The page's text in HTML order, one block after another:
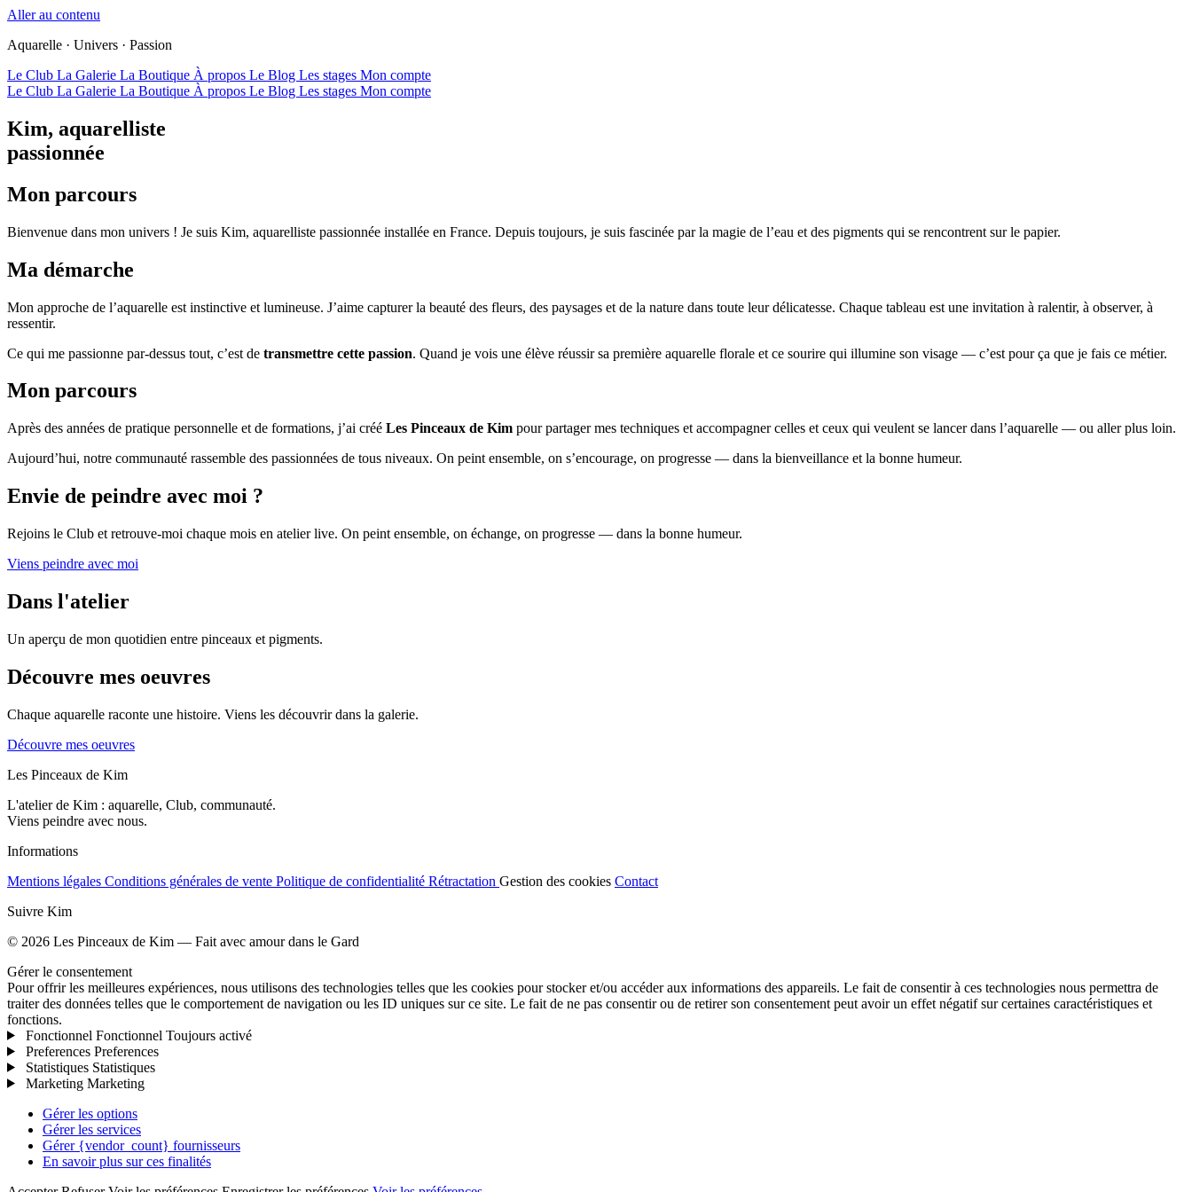
Aller au contenu
Aquarelle · Univers · Passion
Le Club La Galerie La Boutique À propos Le Blog Les stages Mon compte
Le Club La Galerie La Boutique À propos Le Blog Les stages Mon compte
Kim, aquarelliste
passionnée
Mon parcours
Bienvenue dans mon univers ! Je suis Kim, aquarelliste passionnée installée en France. Depuis toujours, je suis fascinée par la magie de l’eau et des pigments qui se rencontrent sur le papier.
Ma démarche
Mon approche de l’aquarelle est instinctive et lumineuse. J’aime capturer la beauté des fleurs, des paysages et de la nature dans toute leur délicatesse. Chaque tableau est une invitation à ralentir, à observer, à
ressentir.
Ce qui me passionne par-dessus tout, c’est de transmettre cette passion. Quand je vois une élève réussir sa première aquarelle florale et ce sourire qui illumine son visage — c’est pour ça que je fais ce métier.
Mon parcours
Après des années de pratique personnelle et de formations, j’ai créé Les Pinceaux de Kim pour partager mes techniques et accompagner celles et ceux qui veulent se lancer dans l’aquarelle — ou aller plus loin.
Aujourd’hui, notre communauté rassemble des passionnées de tous niveaux. On peint ensemble, on s’encourage, on progresse — dans la bienveillance et la bonne humeur.
Envie de peindre avec moi ?
Rejoins le Club et retrouve-moi chaque mois en atelier live. On peint ensemble, on échange, on progresse — dans la bonne humeur.
Viens peindre avec moi
Dans l'atelier
Un aperçu de mon quotidien entre pinceaux et pigments.
Découvre mes oeuvres
Chaque aquarelle raconte une histoire. Viens les découvrir dans la galerie.
Découvre mes oeuvres
Les Pinceaux de Kim
L'atelier de Kim : aquarelle, Club, communauté.
Viens peindre avec nous.
Informations
Mentions légales Conditions générales de vente Politique de confidentialité Rétractation Gestion des cookies Contact
Suivre Kim
© 2026 Les Pinceaux de Kim — Fait avec amour dans le Gard
Gérer le consentement
Pour offrir les meilleures expériences, nous utilisons des technologies telles que les cookies pour stocker et/ou accéder aux informations des appareils. Le fait de consentir à ces technologies nous permettra de
traiter des données telles que le comportement de navigation ou les ID uniques sur ce site. Le fait de ne pas consentir ou de retirer son consentement peut avoir un effet négatif sur certaines caractéristiques et
fonctions.
Fonctionnel Fonctionnel Toujours activé
Preferences Preferences
Statistiques Statistiques
Marketing Marketing
Gérer les options
Gérer les services
Gérer {vendor_count} fournisseurs
En savoir plus sur ces finalités